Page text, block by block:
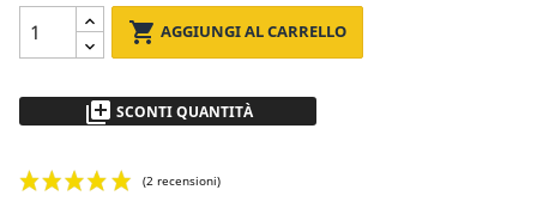
 AGGIUNGI AL CARRELLO
library_add SCONTI QUANTITÀ
più di 5